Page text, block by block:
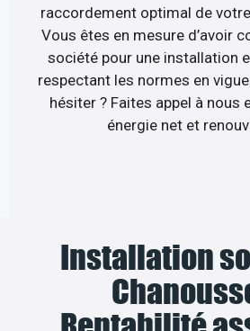
raccordement optimal de
Vous êtes en mesure d’avoir
société pour une installation
respectant les normes en
hésiter ? Faites appel à nous
énergie net et
Installation